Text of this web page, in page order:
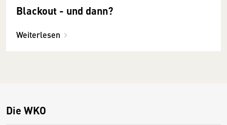
Blackout - und dann?
Weiterlesen
Die WKO